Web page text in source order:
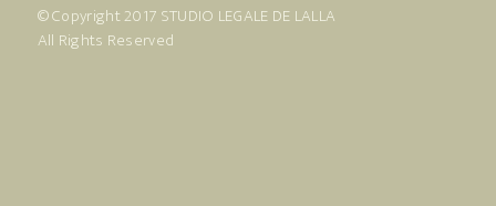
© Copyright 2017 STUDIO LEGALE DE LALLA
All Rights Reserved